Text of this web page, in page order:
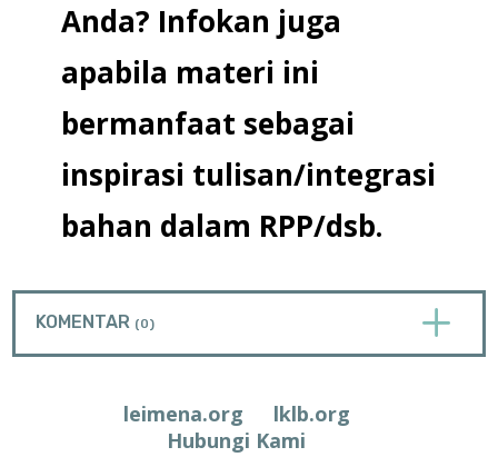
Anda? Infokan juga
apabila materi ini
bermanfaat sebagai
inspirasi tulisan/integrasi
bahan dalam RPP/dsb.
KOMENTAR (0) L
leimena.org
lklb.org
Hubungi Kami